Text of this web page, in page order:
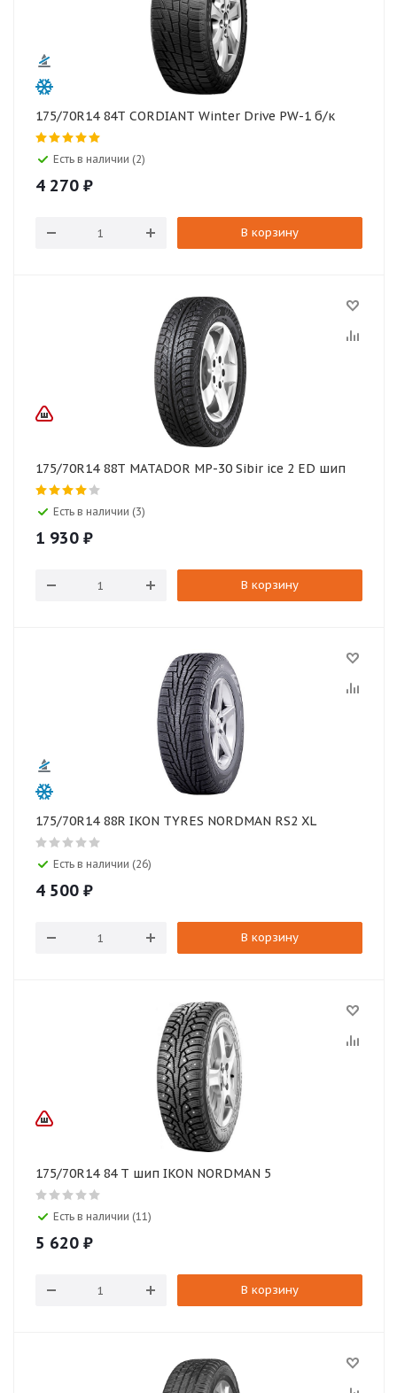
175/70R14 84T CORDIANT Winter Drive PW-1 б/к
Есть в наличии (2)
4 270 ₽
В корзину
175/70R14 88Т MATADOR MP-30 Sibir ice 2 ED шип
Есть в наличии (3)
1 930 ₽
В корзину
175/70R14 88R IKON TYRES NORDMAN RS2 XL
Есть в наличии (26)
4 500 ₽
В корзину
175/70R14 84 T шип IKON NORDMAN 5
Есть в наличии (11)
5 620 ₽
В корзину